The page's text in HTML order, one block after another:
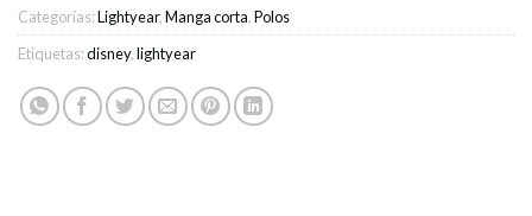
Categorías:Lightyear,Manga corta,Polos
Etiquetas:disney,lightyear